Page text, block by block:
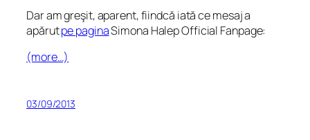
Dar am greşit, aparent, fiindcă iată ce mesaj a
apărutpe paginaSimona Halep Official Fanpage:
(more…)
03/09/2013